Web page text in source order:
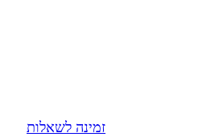
זמינה לשאלות